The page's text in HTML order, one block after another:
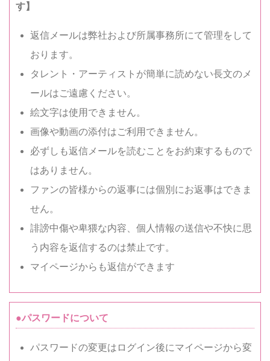
す】
返信メールは弊社および所属事務所にて管理をして
おります。
タレント・アーティストが簡単に読めない長文のメ
ールはご遠慮ください。
絵文字は使用できません。
画像や動画の添付はご利用できません。
必ずしも返信メールを読むことをお約束するもので
はありません。
ファンの皆様からの返事には個別にお返事はできま
せん。
誹謗中傷や卑猥な内容、個人情報の送信や不快に思
う内容を返信するのは禁止です。
マイページからも返信ができます
●パスワードについて
パスワードの変更はログイン後にマイページから変